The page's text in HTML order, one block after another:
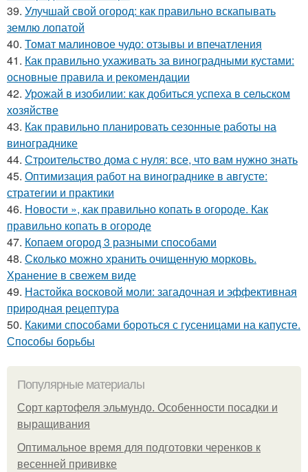
39. Улучшай свой огород: как правильно вскапывать
землю лопатой
40. Томат малиновое чудо: отзывы и впечатления
41. Как правильно ухаживать за виноградными кустами:
основные правила и рекомендации
42. Урожай в изобилии: как добиться успеха в сельском
хозяйстве
43. Как правильно планировать сезонные работы на
винограднике
44. Строительство дома с нуля: все, что вам нужно знать
45. Оптимизация работ на винограднике в августе:
стратегии и практики
46. Новости », как правильно копать в огороде. Как
правильно копать в огороде
47. Копаем огород 3 разными способами
48. Сколько можно хранить очищенную морковь.
Хранение в свежем виде
49. Настойка восковой моли: загадочная и эффективная
природная рецептура
50. Какими способами бороться с гусеницами на капусте.
Способы борьбы
Популярные материалы
Сорт картофеля эльмундо. Особенности посадки и
выращивания
Оптимальное время для подготовки черенков к
весенней прививке